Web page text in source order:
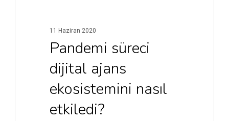
11 Haziran 2020
Pandemi süreci
dijital ajans
ekosistemini nasıl
etkiledi?